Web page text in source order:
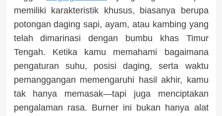
memiliki karakteristik khusus, biasanya berupa
potongan daging sapi, ayam, atau kambing yang
telah dimarinasi dengan bumbu khas Timur
Tengah. Ketika kamu memahami bagaimana
pengaturan suhu, posisi daging, serta waktu
pemanggangan memengaruhi hasil akhir, kamu
tak hanya memasak—tapi juga menciptakan
pengalaman rasa. Burner ini bukan hanya alat